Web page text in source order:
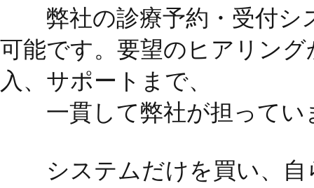
弊社の診療予約・受付シ
可能です。要望のヒアリン
入、サポートまで、
一貫して弊社が担ってい
システムだけを買い、自